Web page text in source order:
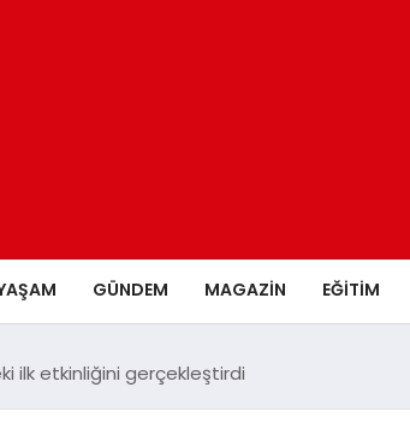
GÜNDEM MAGAZIN EĞITIM
ilk etkinliğini gerçekleştirdi